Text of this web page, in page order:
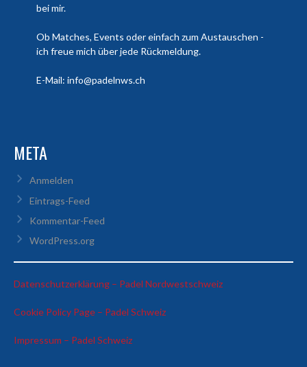
bei mir.
Ob Matches, Events oder einfach zum Austauschen -
ich freue mich über jede Rückmeldung.
E-Mail: info@padelnws.ch
META
Anmelden
Eintrags-Feed
Kommentar-Feed
WordPress.org
Datenschutzerklärung – Padel Nordwestschweiz:
Cookie Policy Page – Padel Schweiz:
Impressum – Padel Schweiz: